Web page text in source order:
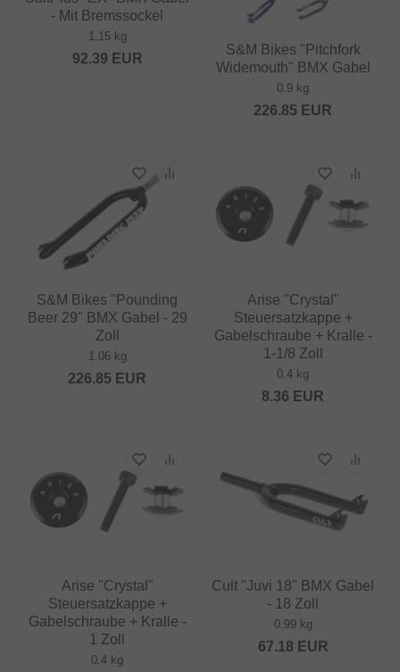
- Mit Bremssockel
1.15 kg
92.39 EUR
S&M Bikes "Pitchfork
Widemouth" BMX Gabel
0.9 kg
226.85 EUR
S&M Bikes "Pounding
Beer 29" BMX Gabel - 29
Zoll
1.06 kg
226.85 EUR
Arise "Crystal"
Steuersatzkappe +
Gabelschraube + Kralle -
1-1/8 Zoll
0.4 kg
8.36 EUR
Arise "Crystal"
Steuersatzkappe +
Gabelschraube + Kralle -
1 Zoll
0.4 kg
Cult "Juvi 18" BMX Gabel
- 18 Zoll
0.99 kg
67.18 EUR